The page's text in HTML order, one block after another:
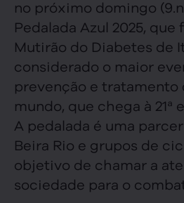
no próximo domingo
Pedalada Azul 2025, que
Mutirão do Diabetes de
considerado o maior
prevenção e tratamento
mundo, que chega à 21ª
A pedalada é uma
Beira Rio e grupos de
objetivo de chamar a
sociedade para o